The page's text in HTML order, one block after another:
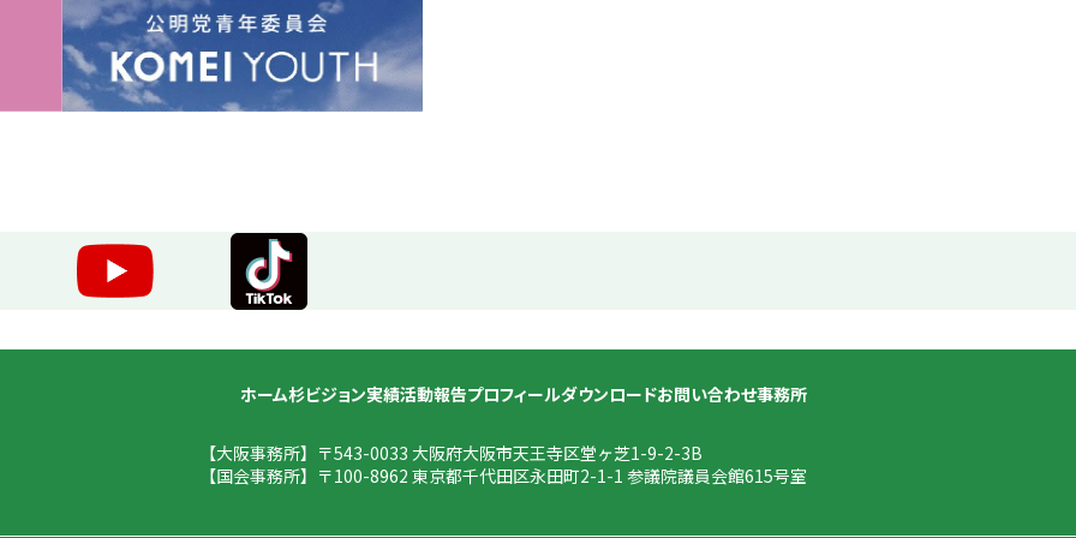
ホーム杉ビジョン実績活動報告プロフィールダウンロードお問い合わせ事務所
【大阪事務所】 〒543-0033 大阪府大阪市天王寺区堂ヶ芝1-9-2-3B
【国会事務所】 〒100-8962 東京都千代田区永田町2-1-1 参議院議員会館615号室